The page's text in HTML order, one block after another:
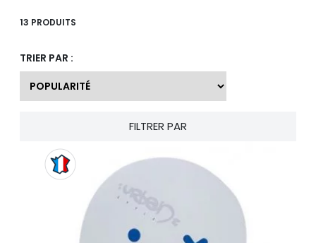
13 PRODUITS
TRIER PAR :
FILTRER PAR